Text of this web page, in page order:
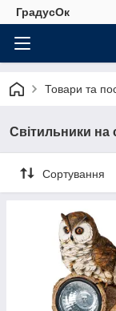
ГрадусОк
Товари та
Світильники на
Сортування